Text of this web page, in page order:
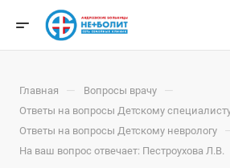
Главная — Вопросы врачу —
Ответы на вопросы Детскому
Ответы на вопросы Детскому неврологу
На ваш вопрос отвечает: Пестроухова Л.В.